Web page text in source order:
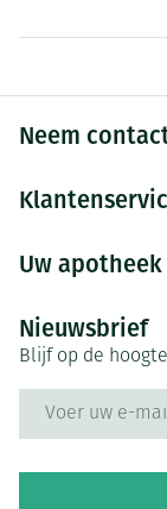
Neem
Uw apotheek
Nieuwsbrief
Blijf op de